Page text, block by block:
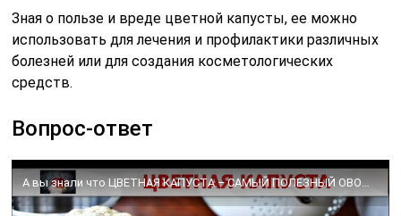
Зная о пользе и вреде цветной капусты, ее можно
использовать для лечения и профилактики различных
болезней или для создания косметологических
средств.
Вопрос-ответ
А вы знали что ЦВЕТНАЯ КАПУСТА – САМЫЙ ПОЛЕЗНЫЙ ОВОЩ?